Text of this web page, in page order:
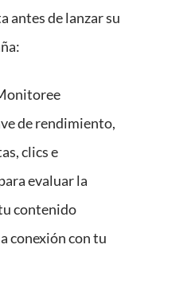
antes de lanzar su
de rendimiento,
clics e
evaluar la
contenido
conexión con tu